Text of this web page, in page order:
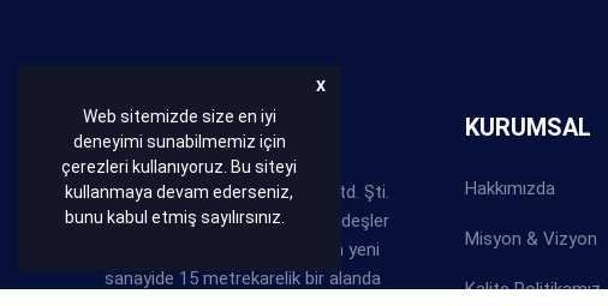
Web sitemizde size en iyi
deneyimi sunabilmemiz için
çerezleri kullanıyoruz. Bu siteyi
kullanmaya devam ederseniz,
bunu kabul etmiş sayılırsınız.
X
HAKKIMIZDA
Bakır Conta Balata San. Tic. Ltd. Şti.
Abdullah ve Behzat ABACI kardeşler
tarafından 1977 yılında Ankara yeni
sanayide 15 metrekarelik bir alanda
KURUMSAL
Hakkımızda
Misyon & Vizyon
Kalite Politikamız